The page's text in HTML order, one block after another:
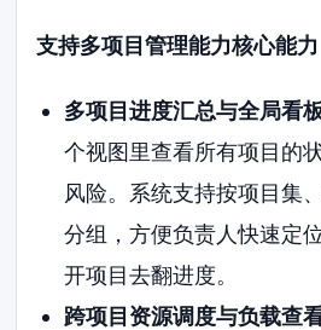
支持多项目管理能力核心能力
多项目进度汇总与全局看
个视图里查看所有项目的
风险。系统支持按项目集
分组，方便负责人快速定
开项目去翻进度。
跨项目资源调度与负载查